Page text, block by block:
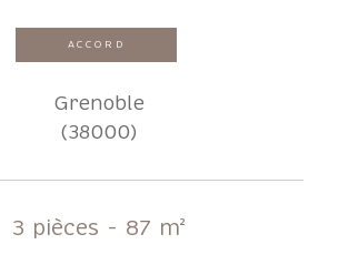
ACCORD
Grenoble
(38000)
3 pièces - 87 m²